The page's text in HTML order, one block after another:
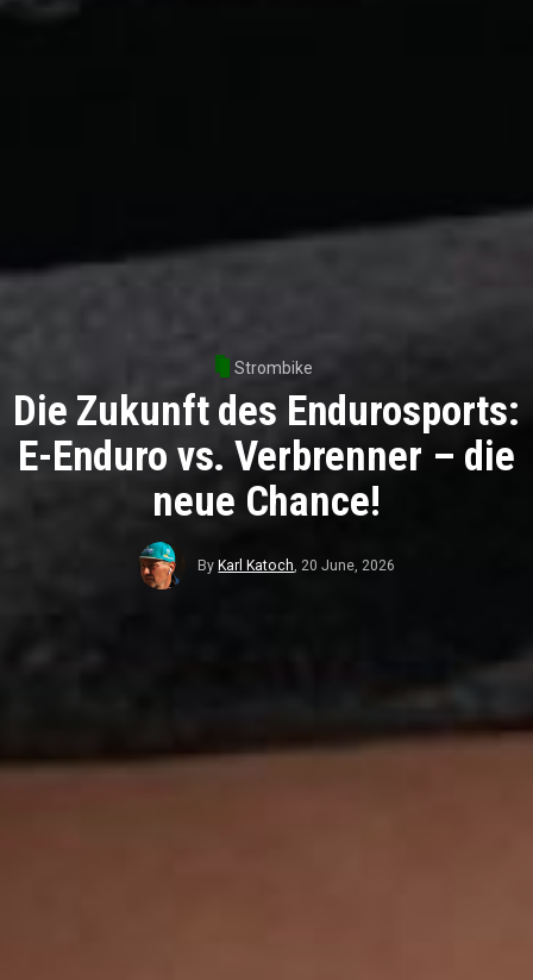
Strombike
Die Zukunft des Endurosports:
E-Enduro vs. Verbrenner – die
neue Chance!
ByKarl Katoch 20 June, 2026